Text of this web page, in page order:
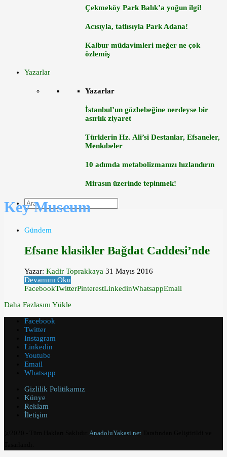
Çekmeköy Park Balık’a yoğun ilgi!
Acısıyla, tatlısıyla Park Adana!
Kalbur müdavimleri meğer ne çok
özlemiş
Yazarlar
Yazarlar
İstanbul’un gözbebeğine nerdeyse bir
asırlık ziyaret
Türklerin Hz. Ali’si Destanlar, Efsaneler,
Menkıbeler
10 adımda metabolizmanızı hızlandırın
Mirasın üzerinde tepinmek!
Key Museum
Gündem
Efsane klasikler Bağdat Caddesi’nde
Yazar: Kadir Toprakkaya 31 Mayıs 2016
Devamını Oku
FacebookTwitterPinterestLinkedinWhatsappEmail
Daha Fazlasını Yükle
Facebook
Twitter
Instagram
Linkedin
Youtube
Email
Whatsapp
Gizlilik Politikamız
Künye
Reklam
İletişim
AnadoluYakasi.net